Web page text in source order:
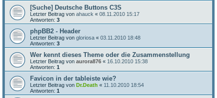
[Suche] Deutsche Buttons C3S
Letzter Beitrag von ahauck « 08.11.2010 15:17
Antworten: 3
phpBB2 - Header
Letzter Beitrag von gloriosa « 03.11.2010 18:48
Antworten: 3
Wer kennt dieses Theme oder die Zusammenstellung
Letzter Beitrag von aurora876 « 16.10.2010 15:38
Antworten: 1
Favicon in der tableiste wie?
Letzter Beitrag von Dr.Death « 11.10.2010 18:54
Antworten: 1